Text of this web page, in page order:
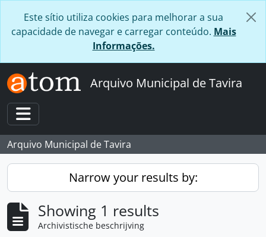
Este sítio utiliza cookies para melhorar a sua
capacidade de navegar e carregar conteúdo. Mais
Informações.
Arquivo Municipal de Tavira
Toggle navigation
Arquivo Municipal de Tavira
Narrow your results by:
Showing 1 results
Archivistische beschrijving